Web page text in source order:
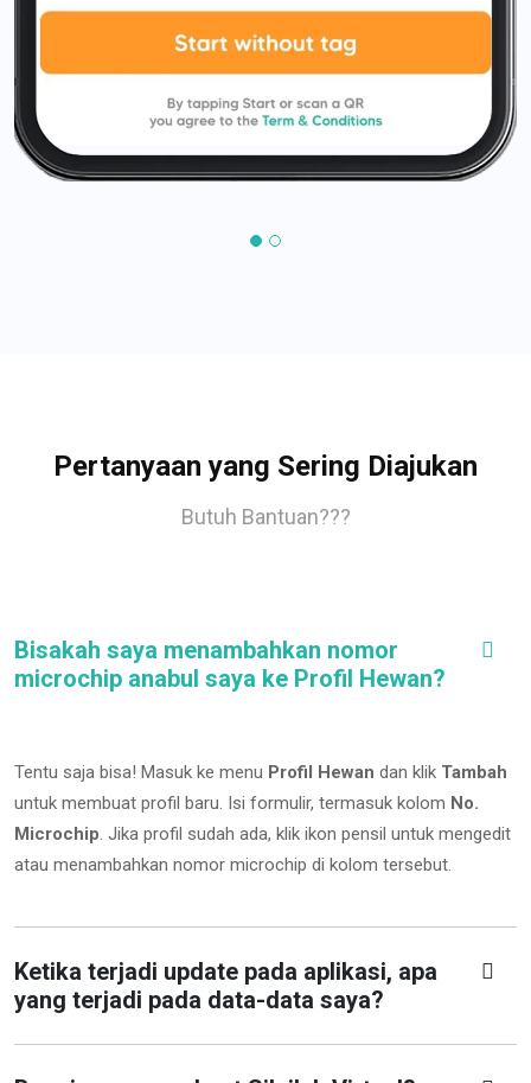
Pertanyaan yang Sering Diajukan
Butuh Bantuan???
Bisakah saya menambahkan nomor
microchip anabul saya ke Profil Hewan?
Tentu saja bisa! Masuk ke menu Profil Hewan dan klik Tambah
untuk membuat profil baru. Isi formulir, termasuk kolom No.
Microchip. Jika profil sudah ada, klik ikon pensil untuk mengedit
atau menambahkan nomor microchip di kolom tersebut.
Ketika terjadi update pada aplikasi, apa
yang terjadi pada data-data saya?